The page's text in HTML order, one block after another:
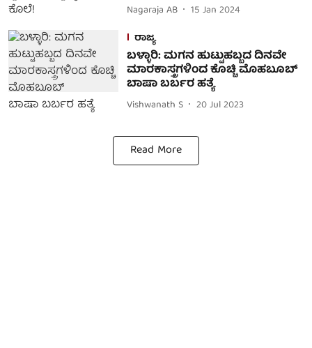
Nagaraja AB
15 Jan 2024
ರಾಜ್ಯ
ಬಳ್ಳಾರಿ: ಮಗನ ಹುಟ್ಟುಹಬ್ಬದ ದಿನವೇ
ಮಾರಕಾಸ್ತ್ರಗಳಿಂದ ಕೊಚ್ಚಿ ಮೊಹಬೂಬ್
ಬಾಷಾ ಬರ್ಬರ ಹತ್ಯೆ
Vishwanath S 20 Jul 2023
Read More